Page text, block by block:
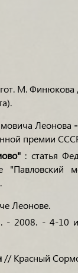
М.
Леонова -
премии
: статья
"Павловский
Леонове.
- 2008. - 4-
// Красный